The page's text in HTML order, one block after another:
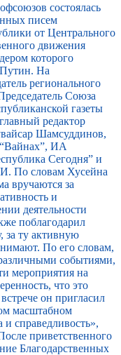
состоялась
писем
от Центрального
движения
которого
Путин. На
регионального
Союза
газеты
редактор
Шамсуддинов,
ИА
Сегодня” и
По словам Хусейна
вручаются за
и
деятельности
поблагодарил
за ту активную
По его словам,
событиями,
мероприятия на
что это
он пригласил
масштабном
справедливость»,
приветственного
Благодарственных